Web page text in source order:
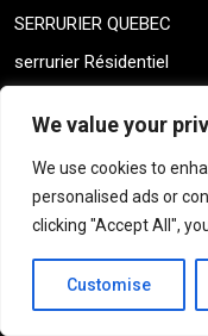
We value your
We use cookies to
personalised ads or
clicking "Accept All",
Customise
SERRURIER QUEBEC
serrurier Résidentiel
Shay Montreal
Shay Montreal
Sin categorizar
THICK DOOR MONTREAL